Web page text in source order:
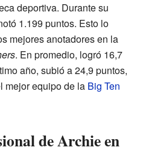
deportiva. Durante su
1.199 puntos. Esto lo
mejores anotadores en la
. En promedio, logró 16,7
año, subió a 24,9 puntos,
mejor equipo de la Big Ten
de Archie en